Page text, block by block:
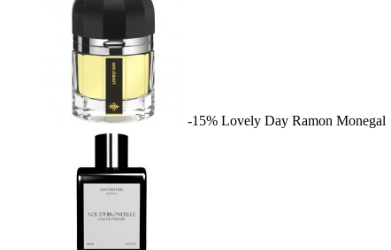
-15% Lovely Day Ramon Monegal